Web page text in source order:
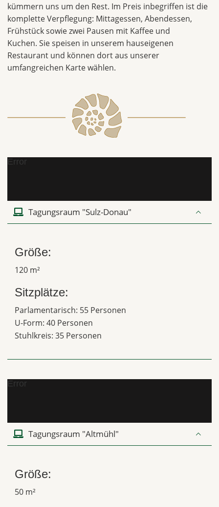
kümmern uns um den Rest. Im Preis inbegriffen ist die
komplette Verpflegung: Mittagessen, Abendessen,
Frühstück sowie zwei Pausen mit Kaffee und
Kuchen. Sie speisen in unserem hauseigenen
Restaurant und können dort aus unserer
umfangreichen Karte wählen.
Error
Tagungsraum "Sulz-Donau"
Größe:
120 m²
Sitzplätze:
Parlamentarisch: 55 Personen
U-Form: 40 Personen
Stuhlkreis: 35 Personen
Error
Tagungsraum "Altmühl"
Größe:
50 m²